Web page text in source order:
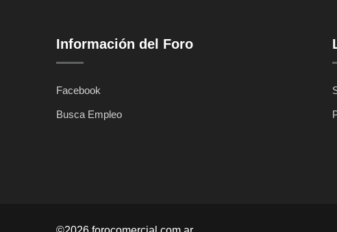
Información del Foro
Facebook
Busca Empleo